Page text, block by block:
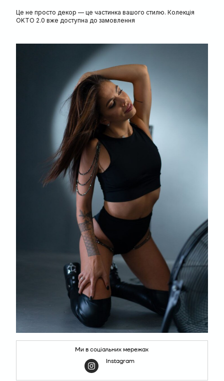
Це не просто декор — це частинка вашого стилю. Колекція
OKTO 2.0 вже доступна до замовлення
Ми в соціальних мережах
Instagram